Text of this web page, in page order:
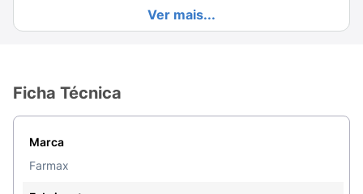
deste finalizador está na combinação potente de
Ácido Glicólico e Proteínas Hidrolisadas. Essa
e promovendo uma verdadeira blindagem
da raiz às pontas.
Ver mais...
Ficha Técnica
Marca
Farmax